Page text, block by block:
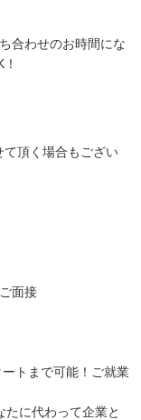
合わせのお時間にな
頂く場合もござい
面接
トまで可能！ご就業
に代わって企業と